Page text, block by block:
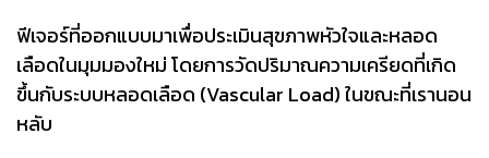
ฟีเจอร์ที่ออกแบบมาเพื่อประเมินสุขภาพหัวใจและหลอด
เลือดในมุมมองใหม่ โดยการวัดปริมาณความเครียดที่เกิด
ขึ้นกับระบบหลอดเลือด (Vascular Load) ในขณะที่เรานอน
หลับ